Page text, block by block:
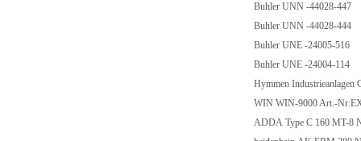
Buhler UNN -
Buhler UNN -
Buhler UNE -
Buhler UNE -
Hymmen
WIN WIN-9000 Art.-
ADDA Type C 160